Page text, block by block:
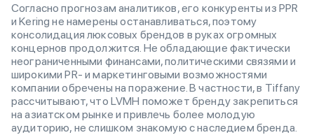
Согласно прогнозам аналитиков, его конкуренты из PPR
и Kering не намерены останавливаться, поэтому
консолидация люксовых брендов в руках огромных
концернов продолжится. Не обладающие фактически
неограниченными финансами, политическими связями и
широкими PR- и маркетинговыми возможностями
компании обречены на поражение. В частности, в Tiffany
рассчитывают, что LVMH поможет бренду закрепиться
на азиатском рынке и привлечь более молодую
аудиторию, не слишком знакомую с наследием бренда.